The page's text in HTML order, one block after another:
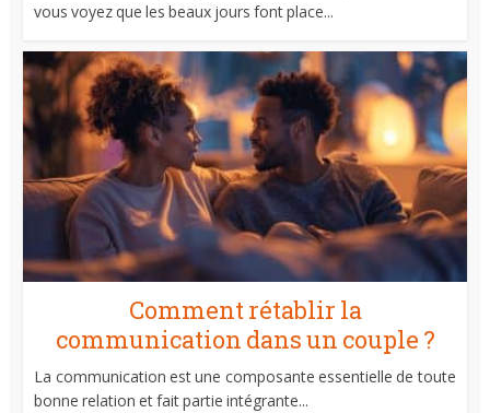
vous voyez que les beaux jours font place...
Comment rétablir la
communication dans un couple ?
La communication est une composante essentielle de toute
bonne relation et fait partie intégrante...